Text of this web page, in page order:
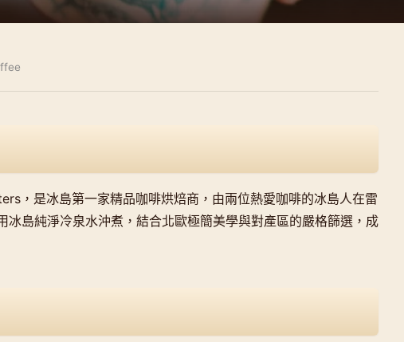
，是冰島第一家精品咖啡烘焙商，由兩位熱愛咖啡的冰島人在雷
冰島純淨冷泉水沖煮，結合北歐極簡美學與對產區的嚴格篩選，成